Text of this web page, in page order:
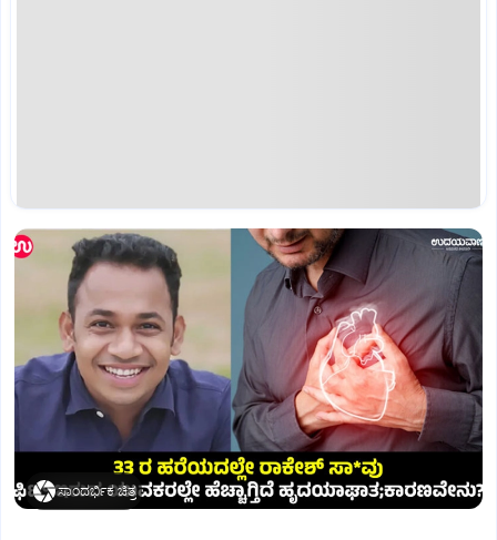
ಸಾಂದರ್ಭಿಕ ಚಿತ್ರ